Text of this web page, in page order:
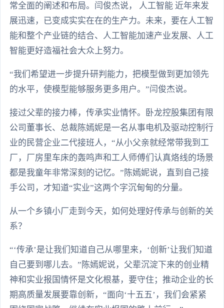
常全面的阐述和布局。闫俊杰说， 人工智能 近年来发
展迅速，已变成实实在在的生产力。未来，要在人工智
能和整个产业链的结合、人工智能加速产业发展、人工
智能更好造福社会大众上努力。
“我们希望进一步提升研判能力，把模型做到更加领先
的水平，使模型能够服务更多用户。”闫俊杰说。
接过父辈的接力棒，传承实业情怀。卧龙控股集团有限
公司董事长、总裁陈嫣妮是一名从事电机及驱动控制行
业的民营企业二代接班人，“从小父亲就经常带我到工
厂，厂房里车床的轰鸣声和工人师傅们认真烙线的场景
都是我童年非常深刻的记忆。”陈嫣妮说，直到自己接
手公司，才知道“实业”这两个字沉甸甸的分量。
从一个乡镇小厂走到今天，如何处理好传承与创新的关
系？
“‘传承’是让我们知道自己从哪里来，‘创新’让我们知道
自己要到哪儿去。”陈嫣妮说，父辈沉淀下来的创业精
神和实业报国情怀是文化根基，要守住；推动企业的长
期高质量发展要靠创新，“面向‘十五五’，我们会紧紧